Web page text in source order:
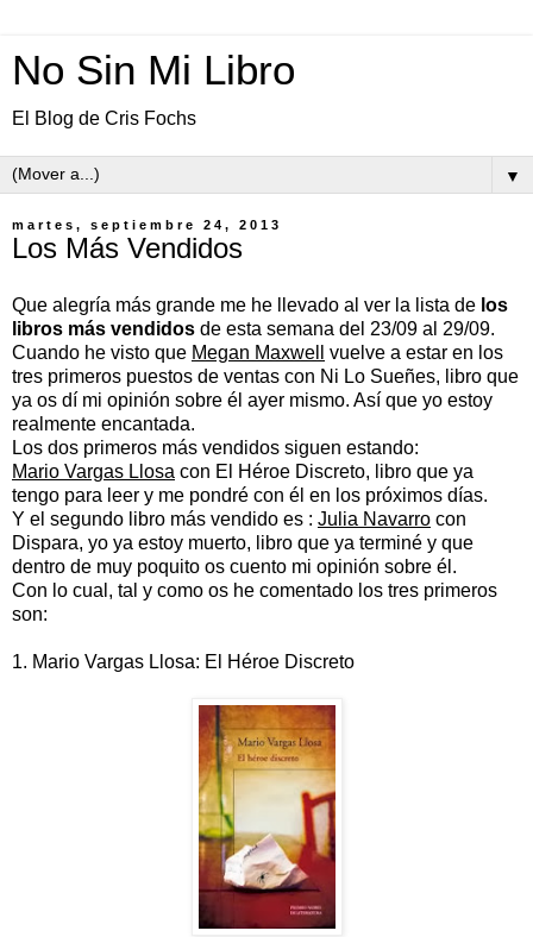
No Sin Mi Libro
El Blog de Cris Fochs
▼
martes, septiembre 24, 2013
Los Más Vendidos
Que alegría más grande me he llevado al ver la lista de los
libros más vendidos de esta semana del 23/09 al 29/09.
Cuando he visto que Megan Maxwell
vuelve a estar en los
tres primeros puestos de ventas con Ni Lo Sueñes, libro que
ya os dí mi opinión sobre él ayer mismo. Así que yo estoy
realmente encantada.
Los dos primeros más vendidos siguen estando:
Mario Vargas Llosa con El Héroe Discreto, libro que ya
tengo para leer y me pondré con él en los próximos días.
Y el segundo libro más vendido es : Julia Navarro con
Dispara, yo ya estoy muerto, libro que ya terminé y que
dentro de muy poquito os cuento mi opinión sobre él.
Con lo cual, tal y como os he comentado los tres primeros
son:
1. Mario Vargas Llosa: El Héroe Discreto